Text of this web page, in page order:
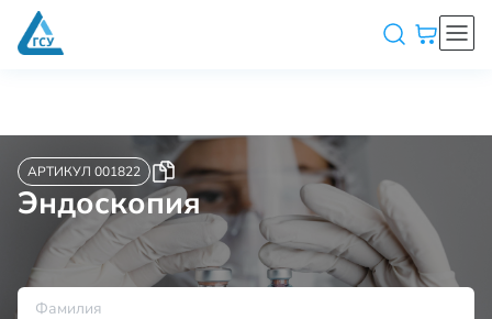
АРТИКУЛ 001822
Эндоскопия